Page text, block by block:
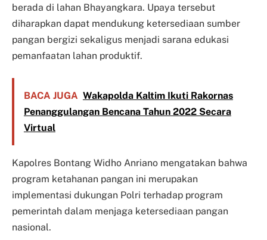
berada di lahan Bhayangkara. Upaya tersebut
diharapkan dapat mendukung ketersediaan sumber
pangan bergizi sekaligus menjadi sarana edukasi
pemanfaatan lahan produktif.
BACA JUGA Wakapolda Kaltim Ikuti Rakornas
Penanggulangan Bencana Tahun 2022 Secara
Virtual
Kapolres Bontang Widho Anriano mengatakan bahwa
program ketahanan pangan ini merupakan
implementasi dukungan Polri terhadap program
pemerintah dalam menjaga ketersediaan pangan
nasional.